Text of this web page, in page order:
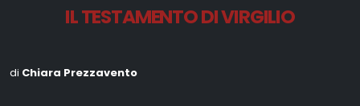
IL TESTAMENTO DI VIRGILIO
di Chiara Prezzavento